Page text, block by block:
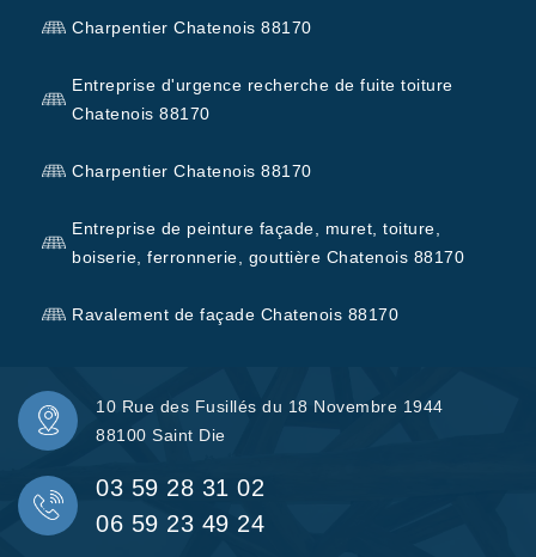
Charpentier Chatenois 88170
Entreprise d'urgence recherche de fuite toiture
Chatenois 88170
Charpentier Chatenois 88170
Entreprise de peinture façade, muret, toiture,
boiserie, ferronnerie, gouttière Chatenois 88170
Ravalement de façade Chatenois 88170
10 Rue des Fusillés du 18 Novembre 1944
88100 Saint Die
03 59 28 31 02
06 59 23 49 24